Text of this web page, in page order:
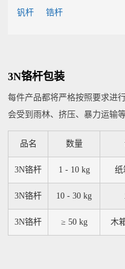
钒杆 锆杆
3N铬杆包装
每件产品都将严格按照要求进
会受到雨林、挤压、暴力运输
品名 数量
3N铬杆 1 - 10 kg 纸
3N铬杆 10 - 30 kg
3N铬杆 ≥ 50 kg 木